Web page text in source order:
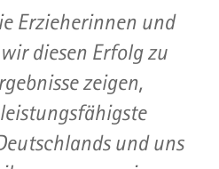
Erzieherinnen und
diesen Erfolg zu
zeigen,
und uns